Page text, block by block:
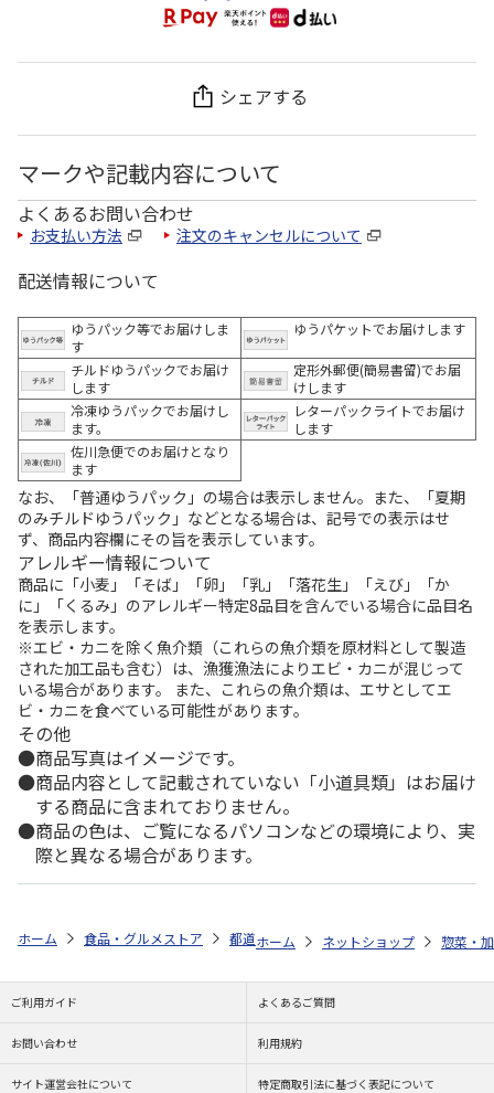
シェアする
マークや記載内容について
よくあるお問い合わせ
お支払い方法 注文のキャンセルについて
配送情報について
ゆうパック等でお届けしま
す
ゆうパケットでお届けします
チルドゆうパックでお届け
します
定形外郵便(簡易書留)でお届
けします
冷凍ゆうパックでお届けし
ます。
レターパックライトでお届け
します
佐川急便でのお届けとなり
ます
なお、「普通ゆうパック」の場合は表示しません。また、「夏期
のみチルドゆうパック」などとなる場合は、記号での表示はせ
ず、商品内容欄にその旨を表示しています。
アレルギー情報について
商品に「小麦」「そば」「卵」「乳」「落花生」「えび」「か
に」「くるみ」のアレルギー特定8品目を含んでいる場合に品目名
を表示します。
※エビ・カニを除く魚介類（これらの魚介類を原材料として製造
された加工品も含む）は、漁獲漁法によりエビ・カニが混じって
いる場合があります。 また、これらの魚介類は、エサとしてエ
ビ・カニを食べている可能性があります。
その他
商品写真はイメージです。
商品内容として記載されていない「小道具類」はお届け
する商品に含まれておりません。
商品の色は、ご覧になるパソコンなどの環境により、実
際と異なる場合があります。
ホーム 食品・グルメストア 都道府県から探す 和歌山県 自家栽
ホーム ネットショップ 惣菜・
ご利用ガイド よくあるご質問
お問い合わせ 利用規約
サイト運営会社について 特定商取引法に基づく表記について